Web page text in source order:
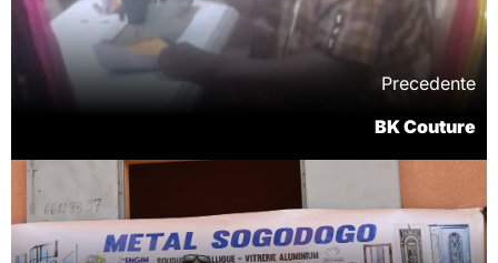
Precedente
BK Couture